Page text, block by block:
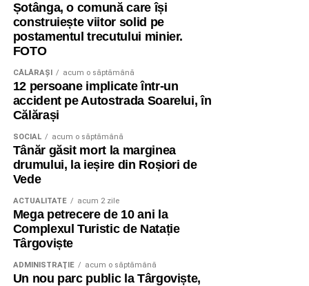
Șotânga, o comună care își
construiește viitor solid pe
postamentul trecutului minier.
FOTO
CĂLĂRAŞI acum o săptămână
12 persoane implicate într-un
accident pe Autostrada Soarelui, în
Călărași
SOCIAL acum o săptămână
Tânăr găsit mort la marginea
drumului, la ieșire din Roșiori de
Vede
ACTUALITATE acum 2 zile
Mega petrecere de 10 ani la
Complexul Turistic de Natație
Târgoviște
ADMINISTRAŢIE acum o săptămână
Un nou parc public la Târgoviște,